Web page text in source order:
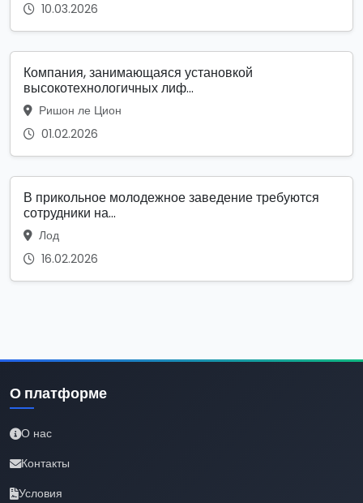
10.03.2026
Компания, занимающаяся установкой
высокотехнологичных лиф...
Ришон ле Цион
01.02.2026
В прикольное молодежное заведение требуются
сотрудники на...
Лод
16.02.2026
О платформе
О нас
Контакты
Условия